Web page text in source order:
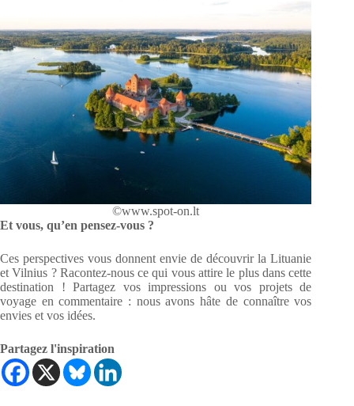
©www.spot-on.lt
Et vous, qu’en pensez-vous ?
Ces perspectives vous donnent envie de découvrir la Lituanie
et Vilnius ? Racontez-nous ce qui vous attire le plus dans cette
destination ! Partagez vos impressions ou vos projets de
voyage en commentaire : nous avons hâte de connaître vos
envies et vos idées.
Partagez l'inspiration